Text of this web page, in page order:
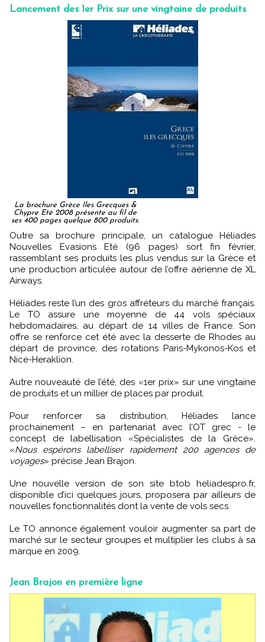
Lancement des 1er Prix sur une vingtaine de produits
La brochure Grèce Iles Grecques &
Chypre Eté 2008 présente au fil de
ses 400 pages quelque 800 produits.
Outre sa brochure principale, un catalogue Héliades
Nouvelles Evasions Eté (96 pages) sort fin février,
rassemblant ses produits les plus vendus sur la Grèce et
une production articulée autour de l’offre aérienne de XL
Airways.
Héliades reste l’un des gros affréteurs du marché français.
Le TO assure une moyenne de 44 vols spéciaux
hebdomadaires, au départ de 14 villes de France. Son
offre se renforce cet été avec la desserte de Rhodes au
départ de province, des rotations Paris-Mykonos-Kos et
Nice-Heraklion.
Autre nouveauté de l’été, des «1er prix» sur une vingtaine
de produits et un millier de places par produit.
Pour renforcer sa distribution, Héliades lance
prochainement – en partenariat avec l’OT grec - le
concept de labellisation «Spécialistes de la Grèce».
«Nous espérons labelliser rapidement 200 agences de
voyages» précise Jean Brajon.
Une nouvelle version de son site btob heliadespro.fr,
disponible d’ici quelques jours, proposera par ailleurs de
nouvelles fonctionnalités dont la vente de vols secs.
Le TO annonce également vouloir augmenter sa part de
marché sur le secteur groupes et multiplier les clubs à sa
marque en 2009.
Jean Brajon en première ligne